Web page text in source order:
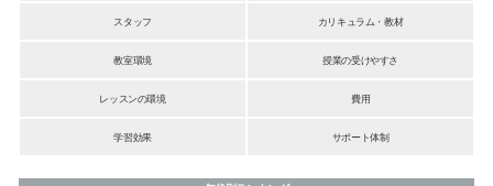
スタッフ カリキュラム・教材
教室環境 授業の受けやすさ
レッスンの環境 費用
学習効果 サポート体制